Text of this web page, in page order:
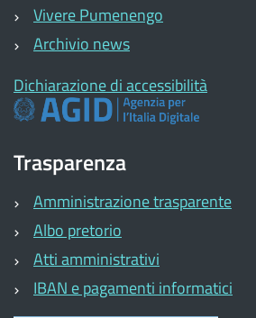
Vivere Pumenengo
Archivio news
Dichiarazione di accessibilità
Trasparenza
Amministrazione trasparente
Albo pretorio
Atti amministrativi
IBAN e pagamenti informatici